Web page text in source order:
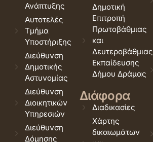
Ανάπτυξης
Αυτοτελές
Τμήμα
Υποστήριξης
Διεύθυνση
Δημοτικής
Αστυνομίας
Διεύθυνση
Διοικητικών
Υπηρεσιών
Διεύθυνση
Δόμησης
Δημοτική
Επιτροπή
Πρωτοβάθμιας
και
Δευτεροβάθμιας
Εκπαίδευσης
Δήμου Δράμας
Διάφορα
Διαδικασίες
Χάρτης
δικαιωμάτων